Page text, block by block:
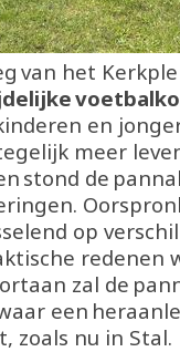
van het
en
meer
stond de
op
redenen
zal de
een
zoals nu in Stal.